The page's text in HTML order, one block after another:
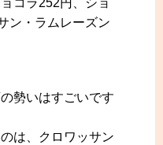
コラ252円、ショ
ン・ラムレーズン
勢いはすごいです
は、クロワッサン